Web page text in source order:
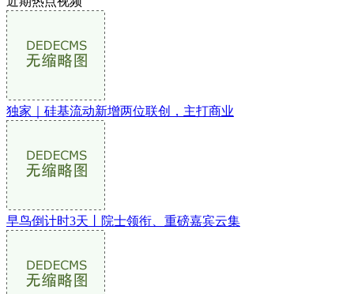
独家｜硅基流动新增两位联创，主打商业
早鸟倒计时3天丨院士领衔、重磅嘉宾云集